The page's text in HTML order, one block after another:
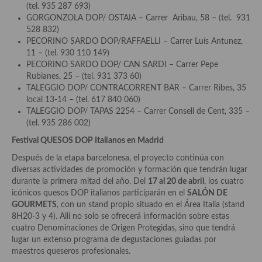
Entrantes y primeros platos
Ensaladas
Entrantes
Gazpachos, salmorejos, sopas y cremas frías
Quínoa
Pasta
Legumbres y cereales
Cuscús
Huevos
Masas elaboradas con harina, pizzas, quiches y demás
(tel. 935 287 693)
GORGONZOLA DOP/ OSTAIA – Carrer Aribau, 58 – (tel. 931
528 832)
PECORINO SARDO DOP/RAFFAELLI – Carrer Luís Antunez,
11 – (tel. 930 110 149)
PECORINO SARDO DOP/ CAN SARDI – Carrer Pepe
Rubianes, 25 – (tel. 931 373 60)
TALEGGIO DOP/ CONTRACORRENT BAR – Carrer Ribes, 35
local 13-14 – (tel. 617 840 060)
TALEGGIO DOP/ TAPAS 2254 – Carrer Consell de Cent, 335 –
(tel. 935 286 002)
Festival QUESOS DOP Italianos en Madrid
Después de la etapa barcelonesa, el proyecto continúa con
diversas actividades de promoción y formación que tendrán lugar
durante la primera mitad del año. Del 17 al 20 de abril , los cuatro
icónicos quesos DOP italianos participarán en el SALÓN DE
GOURMETS, con un stand propio situado en el Área Italia (stand
8H20-3 y 4). Allí no solo se ofrecerá información sobre estas
cuatro Denominaciones de Origen Protegidas, sino que tendrá
lugar un extenso programa de degustaciones guiadas por
maestros queseros profesionales.